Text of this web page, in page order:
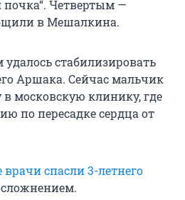
почка“. Четвертым —
в Мешалкина.
стабилизировать
Аршака. Сейчас мальчик
в московскую клинику, где
по пересадке сердца от
спасли 3-летнего